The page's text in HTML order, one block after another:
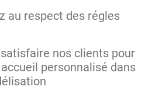
au respect des régles
nos clients pour
personnalisé dans